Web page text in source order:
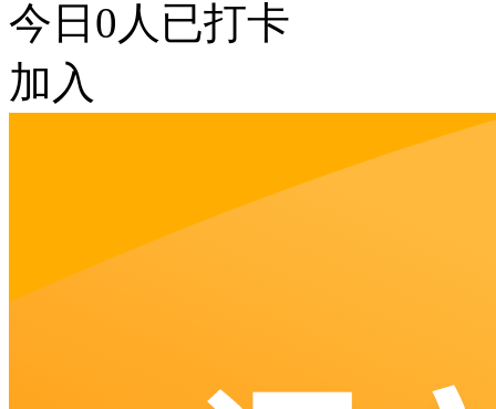
今日 0 人已打卡
加入